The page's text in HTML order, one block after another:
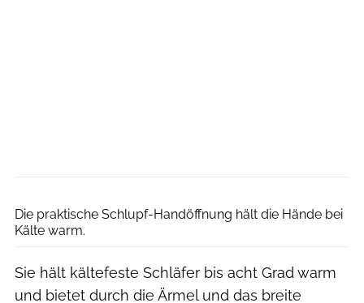
Die praktische Schlupf-Handöffnung hält die Hände bei
Kälte warm.
Sie hält kältefeste Schläfer bis acht Grad warm
und bietet durch die Ärmel und das breite